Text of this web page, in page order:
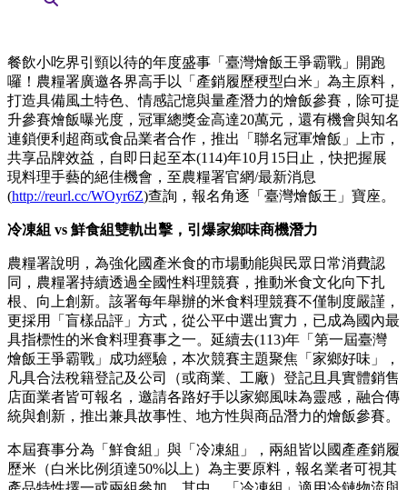
餐飲小吃界引頸以待的年度盛事「臺灣燴飯王爭霸戰」開跑
囉！農糧署廣邀各界高手以「產銷履歷稉型白米」為主原料，
打造具備風土特色、情感記憶與量產潛力的燴飯參賽，除可提
升參賽燴飯曝光度，冠軍總獎金高達20萬元，還有機會與知名
連鎖便利超商或食品業者合作，推出「聯名冠軍燴飯」上市，
共享品牌效益，自即日起至本(114)年10月15日止，快把握展
現料理手藝的絕佳機會，至農糧署官網/最新消息
(http://reurl.cc/WOyr6Z)查詢，報名角逐「臺灣燴飯王」寶座。
冷凍組 vs 鮮食組雙軌出擊，引爆家鄉味商機潛力
農糧署說明，為強化國產米食的市場動能與民眾日常消費認
同，農糧署持續透過全國性料理競賽，推動米食文化向下扎
根、向上創新。該署每年舉辦的米食料理競賽不僅制度嚴謹，
更採用「盲樣品評」方式，從公平中選出實力，已成為國內最
具指標性的米食料理賽事之一。延續去(113)年「第一屆臺灣
燴飯王爭霸戰」成功經驗，本次競賽主題聚焦「家鄉好味」，
凡具合法稅籍登記及公司（或商業、工廠）登記且具實體銷售
店面業者皆可報名，邀請各路好手以家鄉風味為靈感，融合傳
統與創新，推出兼具故事性、地方性與商品潛力的燴飯參賽。
本屆賽事分為「鮮食組」與「冷凍組」，兩組皆以國產產銷履
歷米（白米比例須達50%以上）為主要原料，報名業者可視其